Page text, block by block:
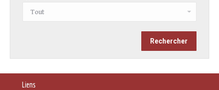
Liens